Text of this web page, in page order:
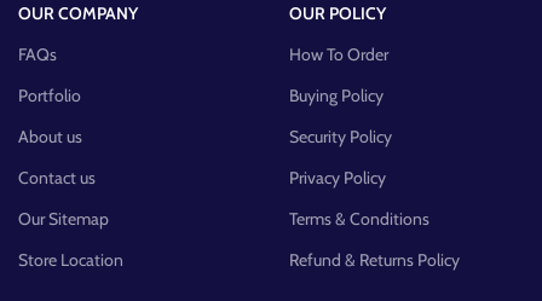
OUR COMPANY
FAQs
Portfolio
About us
Contact us
Our Sitemap
Store Location
OUR POLICY
How To Order
Buying Policy
Security Policy
Privacy Policy
Terms & Conditions
Refund & Returns Policy